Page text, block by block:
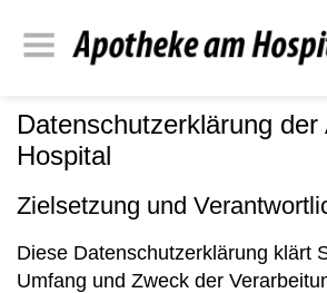
Datenschutzerklärung
Hospital
Zielsetzung und
Diese Datenschutzerklärung klärt
Umfang und Zweck der